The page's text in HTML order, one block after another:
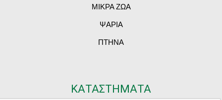
ΜΙΚΡΑ ΖΩΑ
ΨΑΡΙΑ
ΠΤΗΝΑ
ΚΑΤΑΣΤΗΜΑΤΑ